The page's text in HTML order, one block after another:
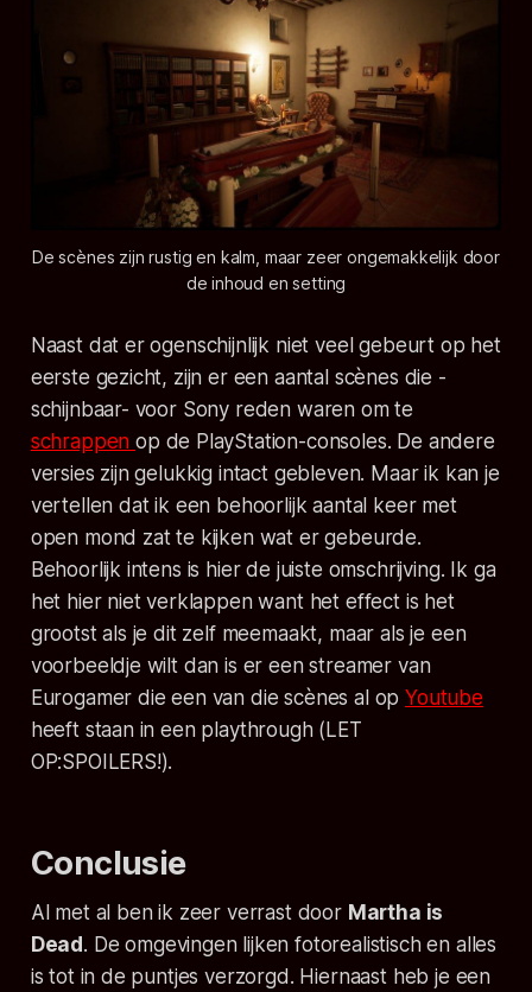
De scènes zijn rustig en kalm, maar zeer ongemakkelijk door
de inhoud en setting
Naast dat er ogenschijnlijk niet veel gebeurt op het
eerste gezicht, zijn er een aantal scènes die -
schijnbaar- voor Sony reden waren om te
schrappenop de PlayStation-consoles. De andere
versies zijn gelukkig intact gebleven. Maar ik kan je
vertellen dat ik een behoorlijk aantal keer met
open mond zat te kijken wat er gebeurde.
Behoorlijk intens is hier de juiste omschrijving. Ik ga
het hier niet verklappen want het effect is het
grootst als je dit zelf meemaakt, maar als je een
voorbeeldje wilt dan is er een streamer van
Eurogamer die een van die scènes al opYoutube
heeft staan in een playthrough (LET
OP:SPOILERS!).
Conclusie
Al met al ben ik zeer verrast door Martha is
Dead . De omgevingen lijken fotorealistisch en alles
is tot in de puntjes verzorgd. Hiernaast heb je een